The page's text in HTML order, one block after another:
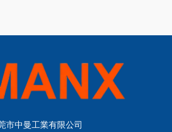
市中曼工業有限公司